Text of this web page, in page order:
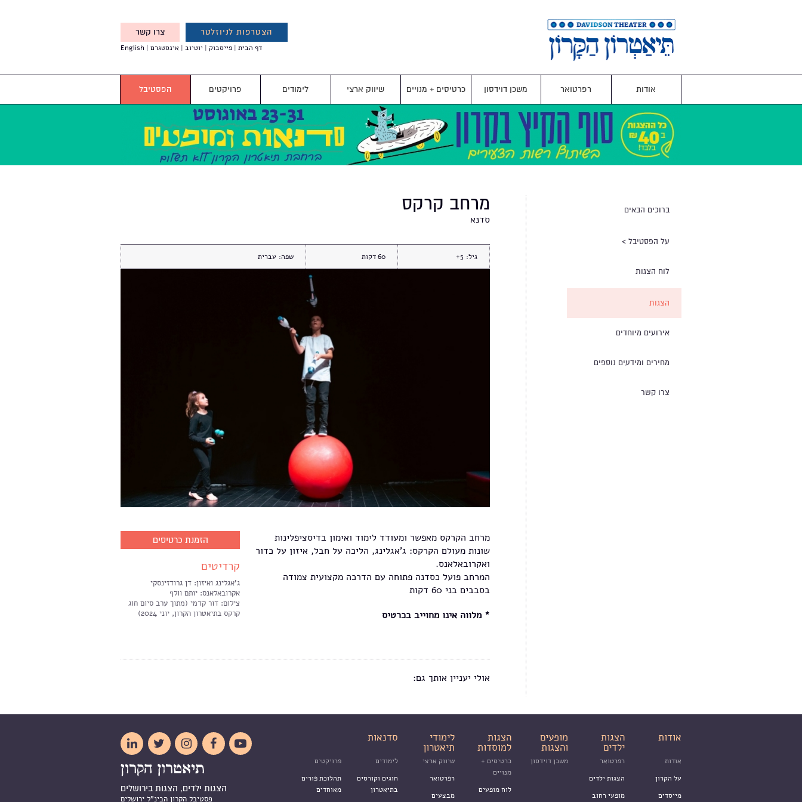
הצטרפות לניוזלטר צרו קשר
והטבות מיוחדות עבורך
דף הבית פייסבוק יוטיוב אינסטגרם English
אודות רפרטואר משכן דוידסון כרטיסים + מנויים שיווק ארצי לימודים פרויקטים הפסטיבל
ברוכים הבאים
על הפסטיבל
לוח הצגות
הצגות
אירועים מיוחדים
מחירים ומידעים נוספים
צרו קשר
מרחב קרקס
סדנא
גיל: 5+
60 שפה: עברית
מרחב הקרקס מאפשר ומעודד לימוד ואימון בדיסציפלינות
שונות מעולם הקרקס: ג'אגלינג, הליכה על חבל, איזון על כדור
ואקרובאלאנס.
המרחב פועל כסדנה פתוחה עם הדרכה מקצועית צמודה
בסבבים בני 60 דקות
* מלווה אינו מחוייב בכרטיס
הזמנת כרטיסים
קרדיטים
ג'אגלינג ואיזון: דן גרודזינסקי
אקרובאלאנס: יותם וולף
צילום: דור קדמי (מתוך ערב סיום חוג
קרקס בתיאטרון הקרון, יוני 2024)
אולי יעניין אותך גם:
אודות הצגות
ילדים
מופעים
והצגות
הצגות
למוסדות
לימודי
תיאטרון
סדנאות
אודות
על הקרון
מייסדים
רפרטואר
הצגות ילדים
מופעי רחוב
משכן דוידסון
כרטיסים +
מנויים
לוח מופעים
שיווק ארצי
רפרטואר
מבצעים
לימודים
חוגים וקורסים
בתיאטרון
פרויקטים
תהלוכת פורים
מאוחדים





הצגות ילדים, הצגות בירושלים
פסטיבל הקרון הבינ"ל ירושלים